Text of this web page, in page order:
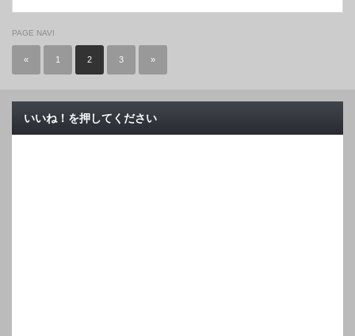
PAGE NAVI
« 1 2 3 »
いいね！を押してください